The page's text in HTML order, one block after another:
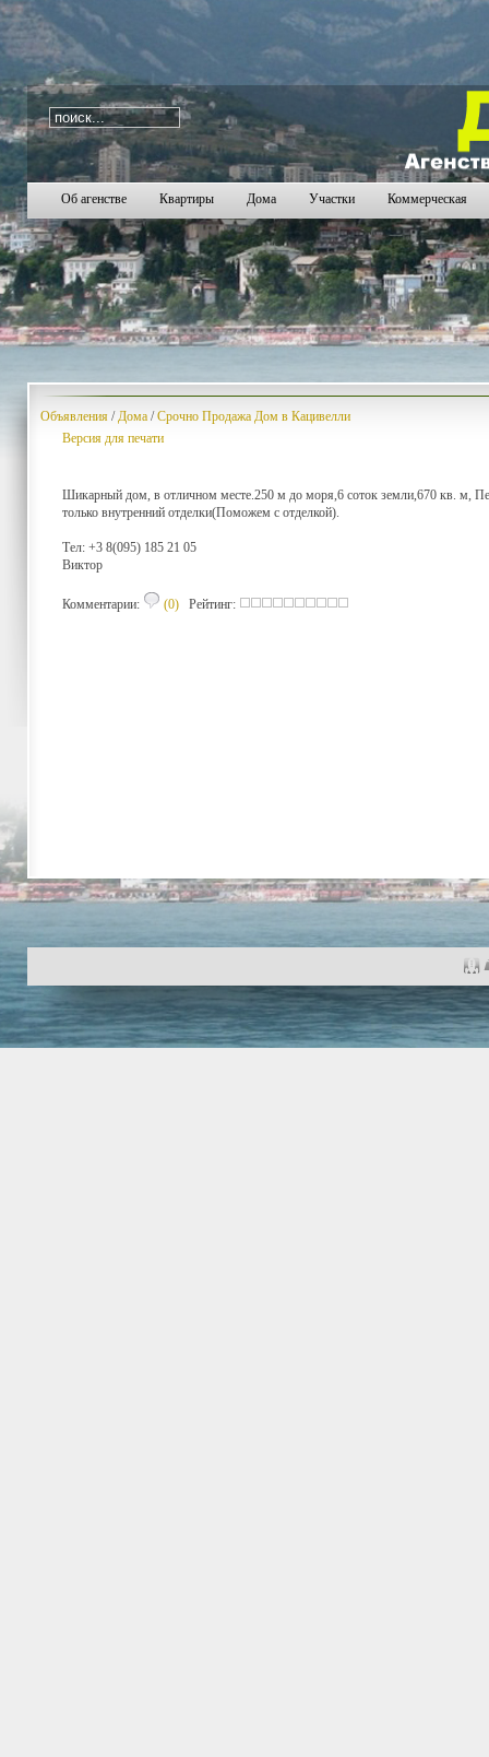
i=359
381382383384 386387 388 389
Об агенстве Квартиры Дома Участки Коммерческая
Объявления /Дома /Срочно Продажа Дом в Кацивелли
Версия для печати
Шикарный дом, в отличном месте.250 м до моря,6 соток земли,670 кв. м,
только внутренний отделки(Поможем с отделкой).
Тел: +3 8(095) 185 21 05
Виктор
Комментарии: (0) Рейтинг: